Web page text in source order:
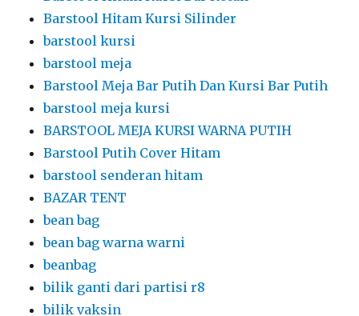
BARSTOOL MEJA KURSI WARNA PUTIH
Barstool Putih Cover Hitam
barstool senderan hitam
BAZAR TENT
bean bag
bean bag warna warni
beanbag
bilik ganti dari partisi r8
bilik vaksin
bilik vaksinasi
bilik vaksinasi booster
bilik vaksinasi booster dari partisi r8
bilik vaksinasi dari partisi r8
bilik vaksinasi partisi r8